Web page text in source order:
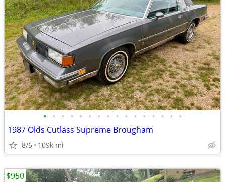
• • • • • • • • • • • • • • • •
1987 Olds Cutlass Supreme Brougham
8/6 109k mi
$950